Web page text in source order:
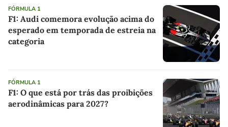
FÓRMULA 1
F1: Audi comemora evolução acima do
esperado em temporada de estreia na
categoria
FÓRMULA 1
F1: O que está por trás das proibições
aerodinâmicas para 2027?